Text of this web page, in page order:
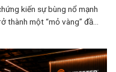
kiến sự bùng nổ mạnh
thành một “mỏ vàng” đầy